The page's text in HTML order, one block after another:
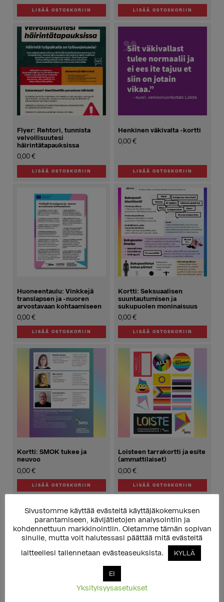
LISÄÄ OSTOSKORIIN LISÄÄ OSTOSKORIIN
Flyer: Rehtori, tunnista
velvollisuutesi
häirintätapauksissa
0,00€
LISÄÄ OSTOSKORIIN
Henkinen väkivalta -kortti
0,00€
LISÄÄ OSTOSKORIIN
Huoneentaulu: Vinkkejä
translapsen ja -nuoren
arvostavaan kohtaamiseen
0,00€
LISÄÄ OSTOSKORIIN
Kortti: Seksuaalisen
suuntautumisen ja
sukupuolen moninaisuus
0,00€
LISÄÄ OSTOSKORIIN
Kortti: SMOK tukee ja
neuvoo
0,00€
LISÄÄ OSTOSKORIIN
Loisteen tarrakortti ja esite
(ammattilaiset)
0,00€
LISÄÄ OSTOSKORIIN
Sivustomme käyttää evästeitä käyttäjäkokemuksen
parantamiseen, kävijätietojen analysointiin ja
kohdennettuun markkinointiin. Oletamme tämän sopivan
sinulle, mutta voit halutessasi päättää mitä evästeitä
laitteellesi tallennetaan evästeaseuksista.
KYLLÄ
EI
Yksityisyysasetukset